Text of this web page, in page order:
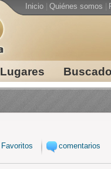
Lugares
Inicio Quiénes somos
Favoritos comentarios